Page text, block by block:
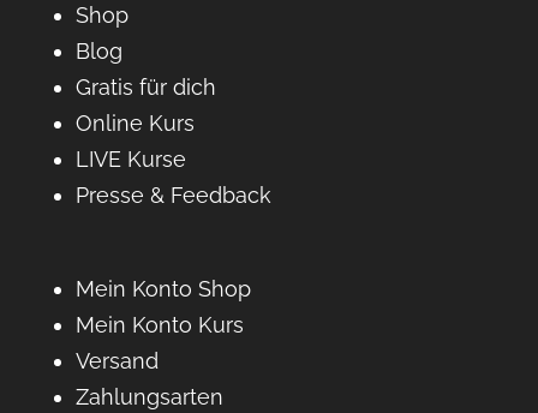
Shop
Blog
Gratis für dich
Online Kurs
LIVE Kurse
Presse & Feedback
Mein Konto Shop
Mein Konto Kurs
Versand
Zahlungsarten